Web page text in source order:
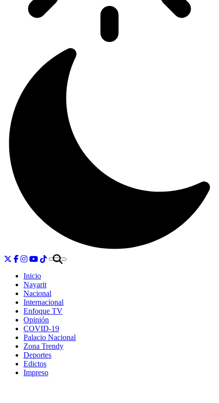
Inicio
Nayarit
Nacional
Internacional
Enfoque TV
Opinión
COVID-19
Palacio Nacional
Zona Trendy
Deportes
Edictos
Impreso